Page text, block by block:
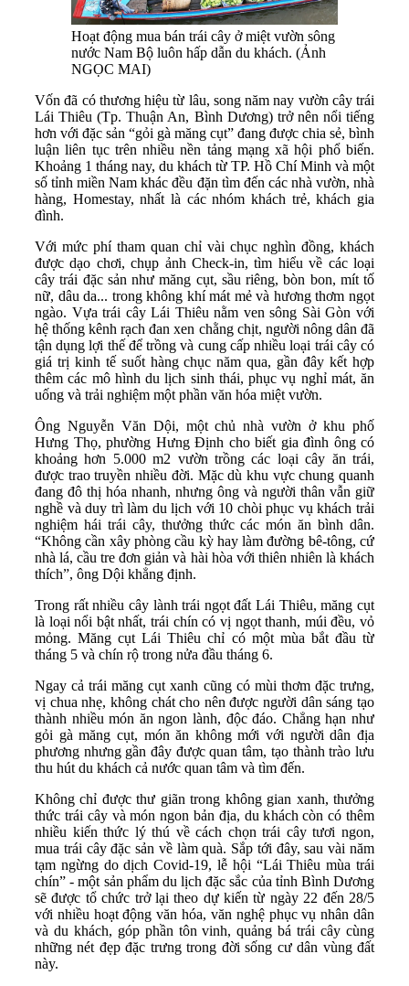
Hoạt động mua bán trái cây ở miệt vườn sông
nước Nam Bộ luôn hấp dẫn du khách. (Ảnh
NGỌC MAI)
Vốn đã có thương hiệu từ lâu, song năm nay vườn cây trái
Lái Thiêu (Tp. Thuận An, Bình Dương) trở nên nổi tiếng
hơn với đặc sản “gỏi gà măng cụt” đang được chia sẻ, bình
luận liên tục trên nhiều nền tảng mạng xã hội phổ biến.
Khoảng 1 tháng nay, du khách từ TP. Hồ Chí Minh và một
số tỉnh miền Nam khác đều đặn tìm đến các nhà vườn, nhà
hàng, Homestay, nhất là các nhóm khách trẻ, khách gia
đình.
Với mức phí tham quan chỉ vài chục nghìn đồng, khách
được dạo chơi, chụp ảnh Check-in, tìm hiểu về các loại
cây trái đặc sản như măng cụt, sầu riêng, bòn bon, mít tố
nữ, dâu da... trong không khí mát mẻ và hương thơm ngọt
ngào. Vựa trái cây Lái Thiêu nằm ven sông Sài Gòn với
hệ thống kênh rạch đan xen chằng chịt, người nông dân đã
tận dụng lợi thế để trồng và cung cấp nhiều loại trái cây có
giá trị kinh tế suốt hàng chục năm qua, gần đây kết hợp
thêm các mô hình du lịch sinh thái, phục vụ nghỉ mát, ăn
uống và trải nghiệm một phần văn hóa miệt vườn.
Ông Nguyễn Văn Dội, một chủ nhà vườn ở khu phố
Hưng Thọ, phường Hưng Định cho biết gia đình ông có
khoảng hơn 5.000 m2 vườn trồng các loại cây ăn trái,
được trao truyền nhiều đời. Mặc dù khu vực chung quanh
đang đô thị hóa nhanh, nhưng ông và người thân vẫn giữ
nghề và duy trì làm du lịch với 10 chòi phục vụ khách trải
nghiệm hái trái cây, thưởng thức các món ăn bình dân.
“Không cần xây phòng cầu kỳ hay làm đường bê-tông, cứ
nhà lá, cầu tre đơn giản và hài hòa với thiên nhiên là khách
thích”, ông Dội khẳng định.
Trong rất nhiều cây lành trái ngọt đất Lái Thiêu, măng cụt
là loại nổi bật nhất, trái chín có vị ngọt thanh, múi đều, vỏ
mỏng. Măng cụt Lái Thiêu chỉ có một mùa bắt đầu từ
tháng 5 và chín rộ trong nửa đầu tháng 6.
Ngay cả trái măng cụt xanh cũng có mùi thơm đặc trưng,
vị chua nhẹ, không chát cho nên được người dân sáng tạo
thành nhiều món ăn ngon lành, độc đáo. Chẳng hạn như
gỏi gà măng cụt, món ăn không mới với người dân địa
phương nhưng gần đây được quan tâm, tạo thành trào lưu
thu hút du khách cả nước quan tâm và tìm đến.
Không chỉ được thư giãn trong không gian xanh, thưởng
thức trái cây và món ngon bản địa, du khách còn có thêm
nhiều kiến thức lý thú về cách chọn trái cây tươi ngon,
mua trái cây đặc sản về làm quà. Sắp tới đây, sau vài năm
tạm ngừng do dịch Covid-19, lễ hội “Lái Thiêu mùa trái
chín” - một sản phẩm du lịch đặc sắc của tỉnh Bình Dương
sẽ được tổ chức trở lại theo dự kiến từ ngày 22 đến 28/5
với nhiều hoạt động văn hóa, văn nghệ phục vụ nhân dân
và du khách, góp phần tôn vinh, quảng bá trái cây cùng
những nét đẹp đặc trưng trong đời sống cư dân vùng đất
này.